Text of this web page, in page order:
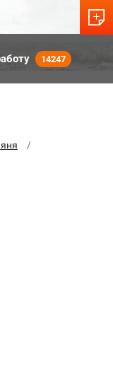
14247